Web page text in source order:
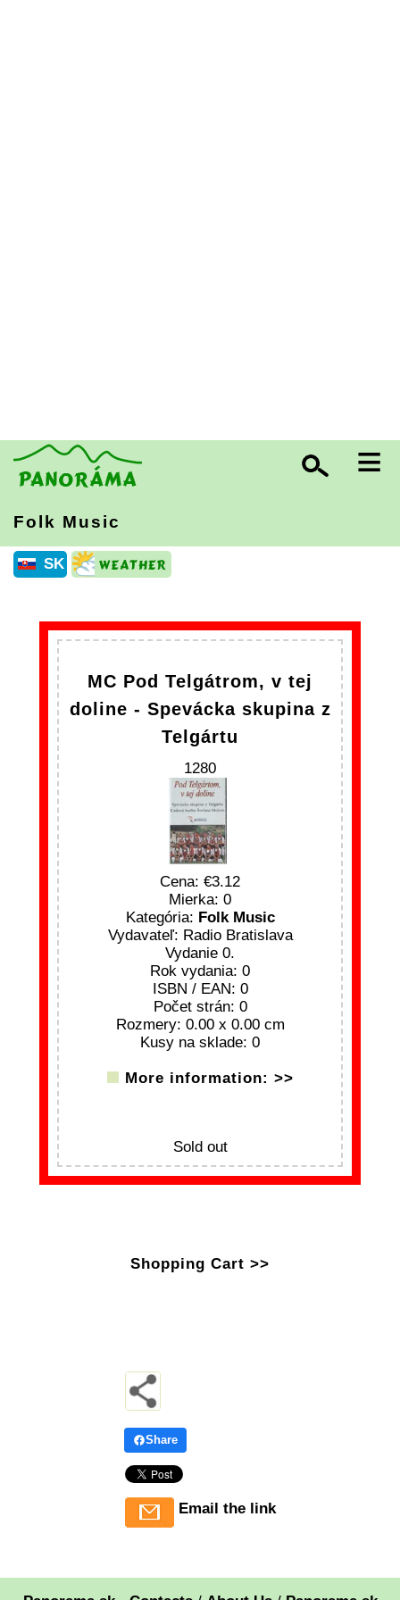
≡
Folk Music
SK
MC Pod Telgátrom, v tej
doline - Spevácka skupina z
Telgártu
1280
Cena:
3.12
Mierka: 0
Kategória: Folk Music
Vydavateľ: Radio Bratislava
Vydanie 0.
Rok vydania: 0
ISBN / EAN: 0
Počet strán: 0
Rozmery: 0.00 x 0.00 cm
Kusy na sklade: 0
More information: >>
Sold out
Shopping Cart >>
Share
Email the link